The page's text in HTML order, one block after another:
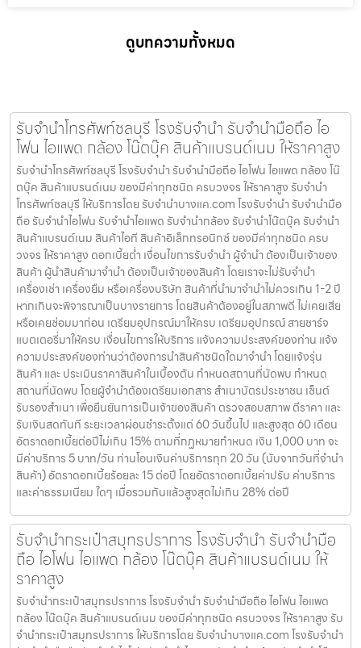
เป็นเจ้าของสินค้า ผู้นำสินค้ามาจำนำ ต้องเป็นเจ้าของสินค้า
โดยเราจะไม่รับจำนำ เครื่องเช่า เครื่องยืม หรือเครื่องบริษัท
ดูเพิ่มเติม »
ดูบทความทั้งหมด
รับจำนำโทรศัพท์ชลบุรี โรงรับจำนำ รับจำนำมือถือ ไอ
โฟน ไอแพด กล้อง โน๊ตบุ๊ค สินค้าแบรนด์เนม ให้ราคาสูง
รับจำนำโทรศัพท์ชลบุรี โรงรับจำนำ รับจำนำมือถือ ไอโฟน ไอแพด กล้อง โน๊
ตบุ๊ค สินค้าแบรนด์เนม ของมีค่าทุกชนิด ครบวงจร ให้ราคาสูง รับจำนำ
โทรศัพท์ชลบุรี ให้บริการโดย รับจํานําบางแค.com โรงรับจำนำ รับจำนำมือ
ถือ รับจำนำไอโฟน รับจำนำไอแพด รับจำนำกล้อง รับจำนำโน๊ตบุ๊ค รับจำนำ
สินค้าแบรนด์เนม สินค้าไอที สินค้าอิเล็กทรอนิกซ์ ของมีค่าทุกชนิด ครบ
วงจร ให้ราคาสูง ดอกเบี้ยต่ำ เงื่อนไขการรับจำนำ ผู้จำนำ ต้องเป็นเจ้าของ
สินค้า ผู้นำสินค้ามาจำนำ ต้องเป็นเจ้าของสินค้า โดยเราจะไม่รับจำนำ
เครื่องเช่า เครื่องยืม หรือเครื่องบริษัท สินค้าที่นำมาจำนำไม่ควรเกิน 1-2 ปี
หากเกินจะพิจารณาเป็นบางรายการ โดยสินค้าต้องอยู่ในสภาพดี ไม่เคยเสีย
หรือเคยซ่อมมาก่อน เตรียมอุปกรณ์มาให้ครบ เตรียมอุปกรณ์ สายชาร์จ
แบตเตอรี่มาให้ครบ เงื่อนไขการให้บริการ แจ้งความประสงค์ของท่าน แจ้ง
ความประสงค์ของท่านว่าต้องการนำสินค้าชนิดใดมาจำนำ โดยแจ้งรุ่น
สินค้า และ ประเมินราคาสินค้าในเบื้องต้น กำหนดสถานที่นัดพบ กำหนด
สถานที่นัดพบ โดยผู้จำนำต้องเตรียมเอกสาร สำเนาบัตรประชาชน เซ็นต์
รับรองสำเนา เพื่อยืนยันการเป็นเจ้าของสินค้า ตรวจสอบสภาพ ตีราคา และ
รับเงินสดทันที ระยะเวลาผ่อนชำระตั้งแต่ 60 วันขึ้นไป และสูงสุด 60 เดือน
อัตราดอกเบี้ยต่อปีไม่เกิน 15% ตามที่กฏหมายกำหนด เงิน 1,000 บาท จะ
มีค่าบริการ 5 บาท/วัน ท่านโอนเงินค่าบริการทุก 20 วัน (นับจากวันที่จำนำ
สินค้า) อัตราดอกเบี้ยร้อยละ 15 ต่อปี โดยอัตราดอกเบี้ยค่าปรับ ค่าบริการ
และค่าธรรมเนียม ใดๆ เมื่อรวมกันแล้วสูงสุดไม่เกิน 28% ต่อปี